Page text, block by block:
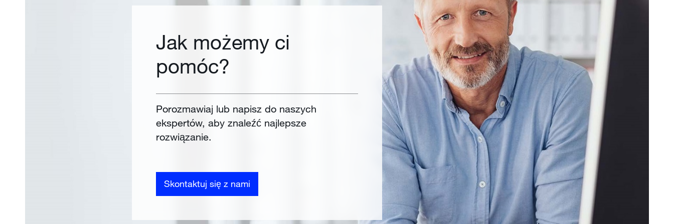
Jak możemy ci
pomóc?
Porozmawiaj lub napisz do naszych
ekspertów, aby znaleźć najlepsze
rozwiązanie.
Skontaktuj się z nami